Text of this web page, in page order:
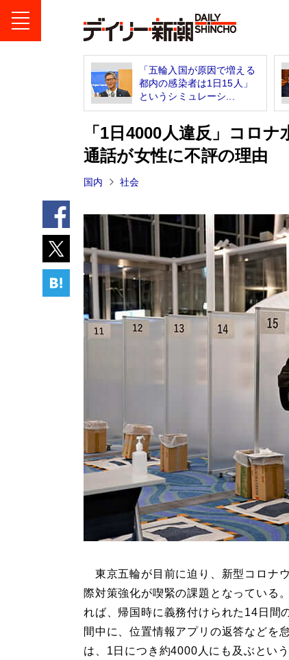
「五輪入国が原因で増える
都内の感染者は1日15人」
というシミュレーシ...
「1日4000人違反」コロ
通話が女性に不評の理由
国内 社会
東京五輪が目前に迫り、新型コロナ
際対策強化が喫緊の課題となっている
れば、帰国時に義務付けられた14日間
間中に、位置情報アプリの返答などを
は、1日につき約4000人にも及ぶとい